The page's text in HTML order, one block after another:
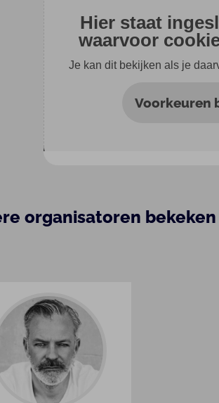
Hier staat
waarvoor
Je kan dit bekijken als je
Voorkeuren
organisatoren bekeken